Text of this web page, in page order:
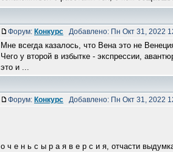
Форум: Конкурс Добавлено: Пн Окт 31, 2022
Мне всегда казалось, что Вена это не
Чего у второй в избытке - экспрессии,
это и ...
Форум: Конкурс Добавлено: Пн Окт 31, 2022
о ч е н ь с ы р а я в е р с и я, отчасти